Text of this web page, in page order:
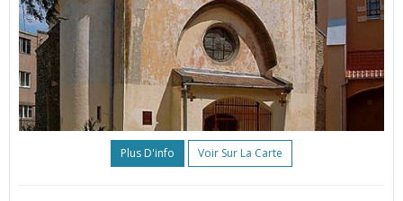
Plus D'info Voir Sur La Carte